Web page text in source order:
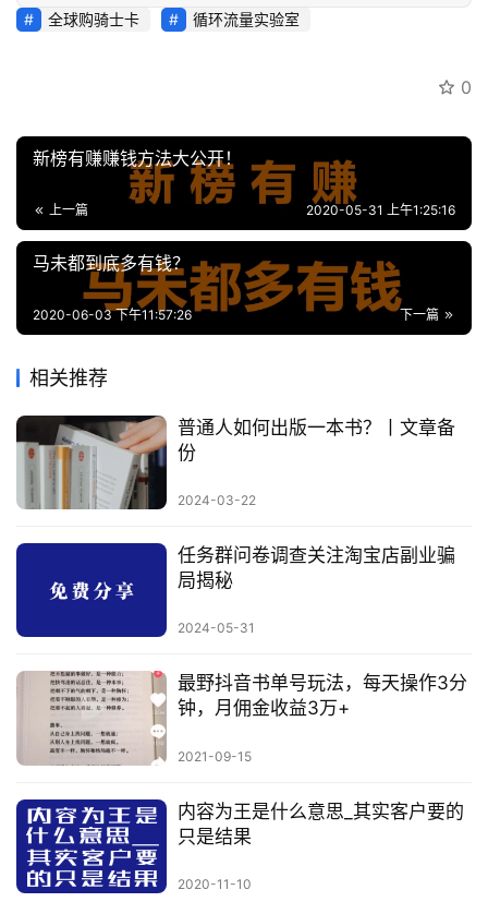
专 全球购骑士卡 循环流量实验室
0
新榜有赚赚钱方法大公开！
上一篇 2020-05-31 上午1:25:16
马未都到底多有钱？
下一篇
2020-06-03 下午11:57:26
相关推荐
普通人如何出版一本书？丨文章备
份
2024-03-22
任务群问卷调查关注淘宝店副业骗
局揭秘
2024-05-31
最野抖音书单号玩法，每天操作3分
钟，月佣金收益3万+
2021-09-15
内容为王是什么意思_其实客户要的
只是结果
2020-11-10